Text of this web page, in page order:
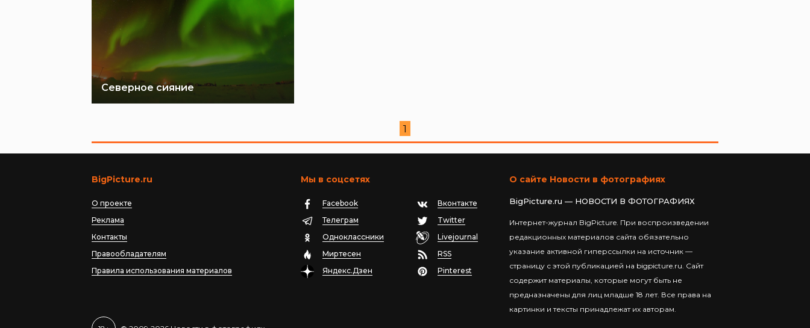
Северное сияние
1
BigPicture.ru
О проекте
Реклама
Контакты
Правообладателям
Правила использования материалов
Мы в соцсетях
Facebook
Вконтакте
Телеграм
Twitter
Одноклассники
Livejournal
Миртесен
RSS
Яндекс.Дзен
Pinterest
О сайте Новости в фотографиях
BigPicture.ru — НОВОСТИ В ФОТОГРАФИЯХ
Интернет-журнал BigPicture. При воспроизведении
редакционных материалов сайта обязательно
указание активной гиперссылки на источник —
страницу с этой публикацией на bigpicture.ru. Сайт
содержит материалы, которые могут быть не
предназначены для лиц младше 18 лет. Все права на
картинки и тексты принадлежат их авторам.